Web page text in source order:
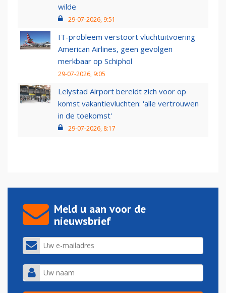
wilde
29-07-2026, 9:51
IT-probleem verstoort vluchtuitvoering
American Airlines, geen gevolgen
merkbaar op Schiphol
29-07-2026, 9:05
Lelystad Airport bereidt zich voor op
komst vakantievluchten: 'alle vertrouwen
in de toekomst'
29-07-2026, 8:17
Meld u aan voor de
nieuwsbrief